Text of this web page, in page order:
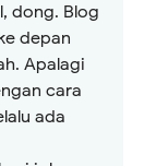
dong. Blog
depan
Apalagi
cara
ada